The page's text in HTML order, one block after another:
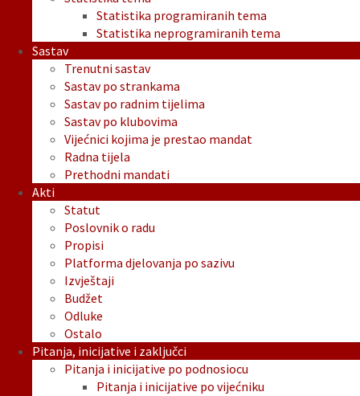
Statistika programiranih tema
Statistika neprogramiranih tema
Sastav
Trenutni sastav
Sastav po strankama
Sastav po radnim tijelima
Sastav po klubovima
Vijećnici kojima je prestao mandat
Radna tijela
Prethodni mandati
Akti
Statut
Poslovnik o radu
Propisi
Platforma djelovanja po sazivu
Izvještaji
Budžet
Odluke
Ostalo
Pitanja, inicijative i zaključci
Pitanja i inicijative po podnosiocu
Pitanja i inicijative po vijećniku